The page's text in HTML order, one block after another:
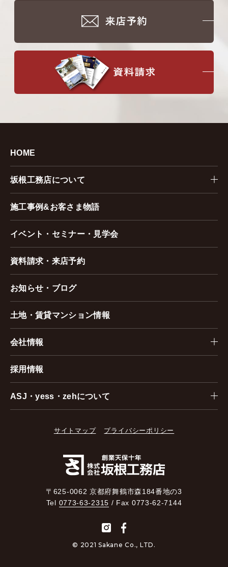
HOME
坂根工務店について
施工事例&お客さま物語
イベント・セミナー・見学会
資料請求・来店予約
お知らせ・ブログ
土地・賃貸マンション情報
会社情報
採用情報
ASJ・yess・zehについて
サイトマップ プライバシーポリシー
〒625-0062 京都府舞鶴市森184番地の3
Tel 0773-63-2315 / Fax 0773-62-7144
© 2021 Sakane Co., LTD.